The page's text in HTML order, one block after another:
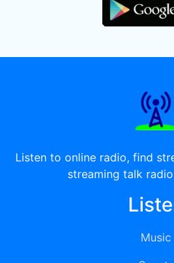
Listen to online radio, find
streaming talk
Music